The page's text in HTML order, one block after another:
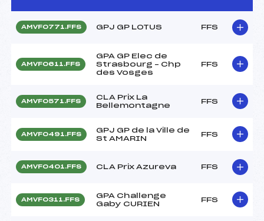
AMVF0771.FFS GPJ GP LOTUS FFS
AMVF0611.FFS
GPA GP Elec de
Strasbourg – Chp
des Vosges
FFS
AMVF0571.FFS
CLA Prix La
Bellemontagne
FFS
AMVF0491.FFS
GPJ GP de la Ville de
St AMARIN
FFS
AMVF0401.FFS CLA Prix Azureva FFS
AMVF0311.FFS
GPA Challenge
Gaby CURIEN
FFS